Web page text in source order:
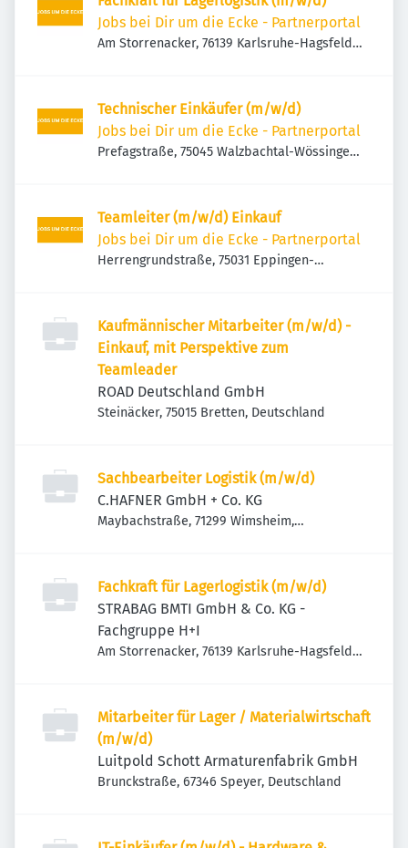
Jobs bei Dir um die Ecke - Partnerportal
Am Storrenacker, 76139 Karlsruhe-Hagsfeld,
Technischer Einkäufer (m/w/d)
Jobs bei Dir um die Ecke - Partnerportal
Prefagstraße, 75045 Walzbachtal-Wössingen,
Teamleiter (m/w/d) Einkauf
Jobs bei Dir um die Ecke - Partnerportal
Herrengrundstraße, 75031 Eppingen-
Kaufmännischer Mitarbeiter (m/w/d) -
Einkauf, mit Perspektive zum
Teamleader
ROAD Deutschland GmbH
Steinäcker, 75015 Bretten, Deutschland
Sachbearbeiter Logistik (m/w/d)
C.HAFNER GmbH + Co. KG
Maybachstraße, 71299 Wimsheim,
Fachkraft für Lagerlogistik (m/w/d)
STRABAG BMTI GmbH & Co. KG -
Fachgruppe H+I
Am Storrenacker, 76139 Karlsruhe-Hagsfeld,
Mitarbeiter für Lager / Materialwirtschaft
(m/w/d)
Luitpold Schott Armaturenfabrik GmbH
Brunckstraße, 67346 Speyer, Deutschland